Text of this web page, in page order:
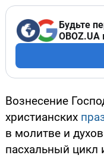
Будьте
OBOZ.UA
Вознесение
христианских
в молитве и
пасхальный цикл